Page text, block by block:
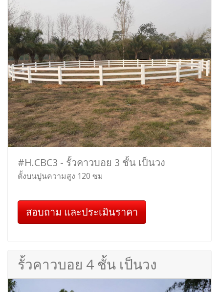
#H.CBC3 - รั้วคาวบอย 3 ชั้น เป็นวง
ตั้งบนปูนความสูง 120 ซม
สอบถาม และประเมินราคา
รั้วคาวบอย 4 ชั้น เป็นวง